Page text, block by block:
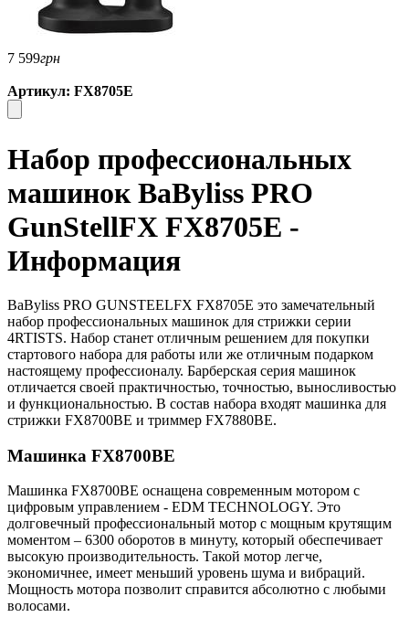
7 599грн
Артикул: FX8705E
Набор профессиональных
машинок BaByliss PRO
GunStellFX FX8705E -
Информация
BaByliss PRO GUNSTEELFX FX8705E это замечательный
набор профессиональных машинок для стрижки серии
4RTISTS. Набор станет отличным решением для покупки
стартового набора для работы или же отличным подарком
настоящему профессионалу. Барберская серия машинок
отличается своей практичностью, точностью, выносливостью
и функциональностью. В состав набора входят машинка для
стрижки FX8700BE и триммер FX7880BE.
Машинка FX8700BE
Машинка FX8700BE оснащена современным мотором с
цифровым управлением - EDM TECHNOLOGY. Это
долговечный профессиональный мотор с мощным крутящим
моментом – 6300 оборотов в минуту, который обеспечивает
высокую производительность. Такой мотор легче,
экономичнее, имеет меньший уровень шума и вибраций.
Мощность мотора позволит справится абсолютно с любыми
волосами.